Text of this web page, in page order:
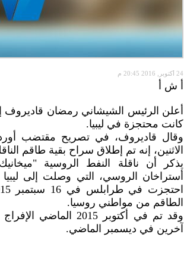
24 أكتوبر, 2016 20:45 م
أ ش أ
أعلن الرئيس الشيشاني رمضان قاديروف
كانت محتجزة في ليبيا.
وقال قاديروف، في تصريح مقتضب
الاثنين، إنه تم إطلاق سراح بقية طاقم
يذكر أن ناقلة النفط الروسية
أستراخان الروسي، التي وصلت إلى
الطاقم من مواطني روسيا.
آخرين في ديسمبر الماضي.